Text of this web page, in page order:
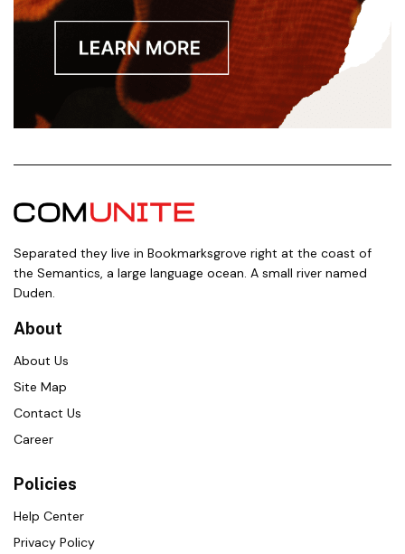
Separated they live in Bookmarksgrove right at the coast of
the Semantics, a large language ocean. A small river named
Duden.
About
About Us
Site Map
Contact Us
Career
Policies
Help Center
Privacy Policy